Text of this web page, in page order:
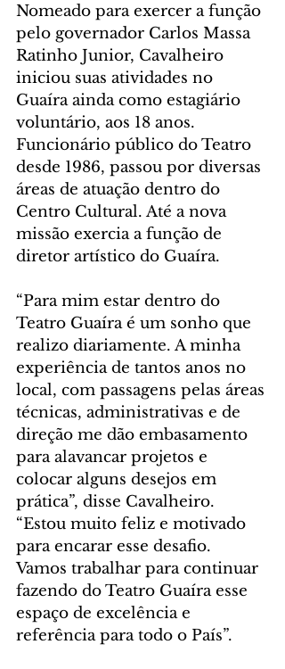
Nomeado para exercer a função
pelo governador Carlos Massa
Ratinho Junior, Cavalheiro
iniciou suas atividades no
Guaíra ainda como estagiário
voluntário, aos 18 anos.
Funcionário público do Teatro
desde 1986, passou por diversas
áreas de atuação dentro do
Centro Cultural. Até a nova
missão exercia a função de
diretor artístico do Guaíra.
“Para mim estar dentro do
Teatro Guaíra é um sonho que
realizo diariamente. A minha
experiência de tantos anos no
local, com passagens pelas áreas
técnicas, administrativas e de
direção me dão embasamento
para alavancar projetos e
colocar alguns desejos em
prática”, disse Cavalheiro.
“Estou muito feliz e motivado
para encarar esse desafio.
Vamos trabalhar para continuar
fazendo do Teatro Guaíra esse
espaço de excelência e
referência para todo o País”.